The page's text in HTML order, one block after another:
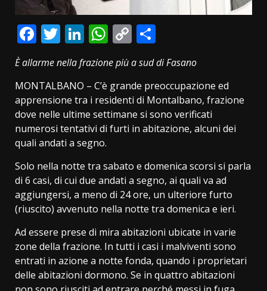
Facebook
Twitter
LinkedIn
WhatsApp
Copy
Link
È allarme nella frazione più a sud di Fasano
MONTALBANO – C’è grande preoccupazione ed
apprensione tra i residenti di Montalbano, frazione
dove nelle ultime settimane si sono verificati
numerosi tentativi di furti in abitazione, alcuni dei
quali andati a segno.
Solo nella notte tra sabato e domenica scorsi si parla
di 6 casi, di cui due andati a segno, ai quali va ad
aggiungersi, a meno di 24 ore, un ulteriore furto
(riuscito) avvenuto nella notte tra domenica e ieri.
Ad essere prese di mira abitazioni ubicate in varie
zone della frazione. In tutti i casi i malviventi sono
entrati in azione a notte fonda, quando i proprietari
delle abitazioni dormono. Se in quattro abitazioni